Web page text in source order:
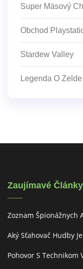
Super Mäsový
Obchod
Stardew Valley
Legenda O Zelde
Zaujímavé Články
Zoznam Špionážnych
Aký Sťahovač Hudby
Pohovor S Technikom